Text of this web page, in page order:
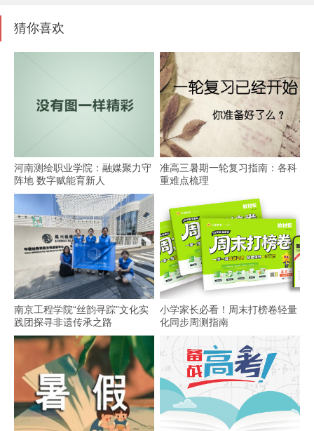
猜你喜欢
河南测绘职业学院：融媒聚力守
阵地 数字赋能育新人
准高三暑期一轮复习指南：各科
重难点梳理
南京工程学院“丝韵寻踪”文化实
践团探寻非遗传承之路
小学家长必看！周末打榜卷轻量
化同步周测指南